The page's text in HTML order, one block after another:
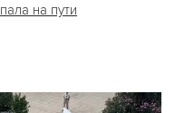
на пути